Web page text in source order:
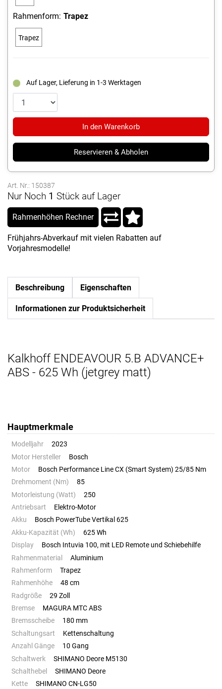
Rahmenform: Trapez
Trapez
Auf Lager, Lieferung in 1-3 Werktagen
In den Warenkorb
Reservieren & Abholen
Art. Nr.: 150387
Nur Noch 1 Stück auf Lager
Rahmenhöhen Rechner
Frühjahrs-Abverkauf mit vielen Rabatten auf
Vorjahresmodelle!
Beschreibung Eigenschaften
Informationen zur Produktsicherheit
Kalkhoff ENDEAVOUR 5.B ADVANCE+
ABS - 625 Wh (jetgrey matt)
Hauptmerkmale
Modelljahr
2023
Motor Hersteller
Bosch
Motor
Bosch Performance Line CX (Smart System) 25/85 Nm
Drehmoment (Nm)
85
Motorleistung (Watt)
250
Antriebsart
Elektro-Motor
Akku
Bosch PowerTube Vertikal 625
Akku-Kapazität (Wh)
625 Wh
Display
Bosch Intuvia 100, mit LED Remote und Schiebehilfe
Rahmenmaterial
Aluminium
Rahmenform
Trapez
Rahmenhöhe
48 cm
Radgröße
29 Zoll
Bremse
MAGURA MTC ABS
Bremsscheibe
180 mm
Schaltungsart
Kettenschaltung
Anzahl Gänge
10 Gang
Schaltwerk
SHIMANO Deore M5130
Schalthebel
SHIMANO Deore
Kette
SHIMANO CN-LG50